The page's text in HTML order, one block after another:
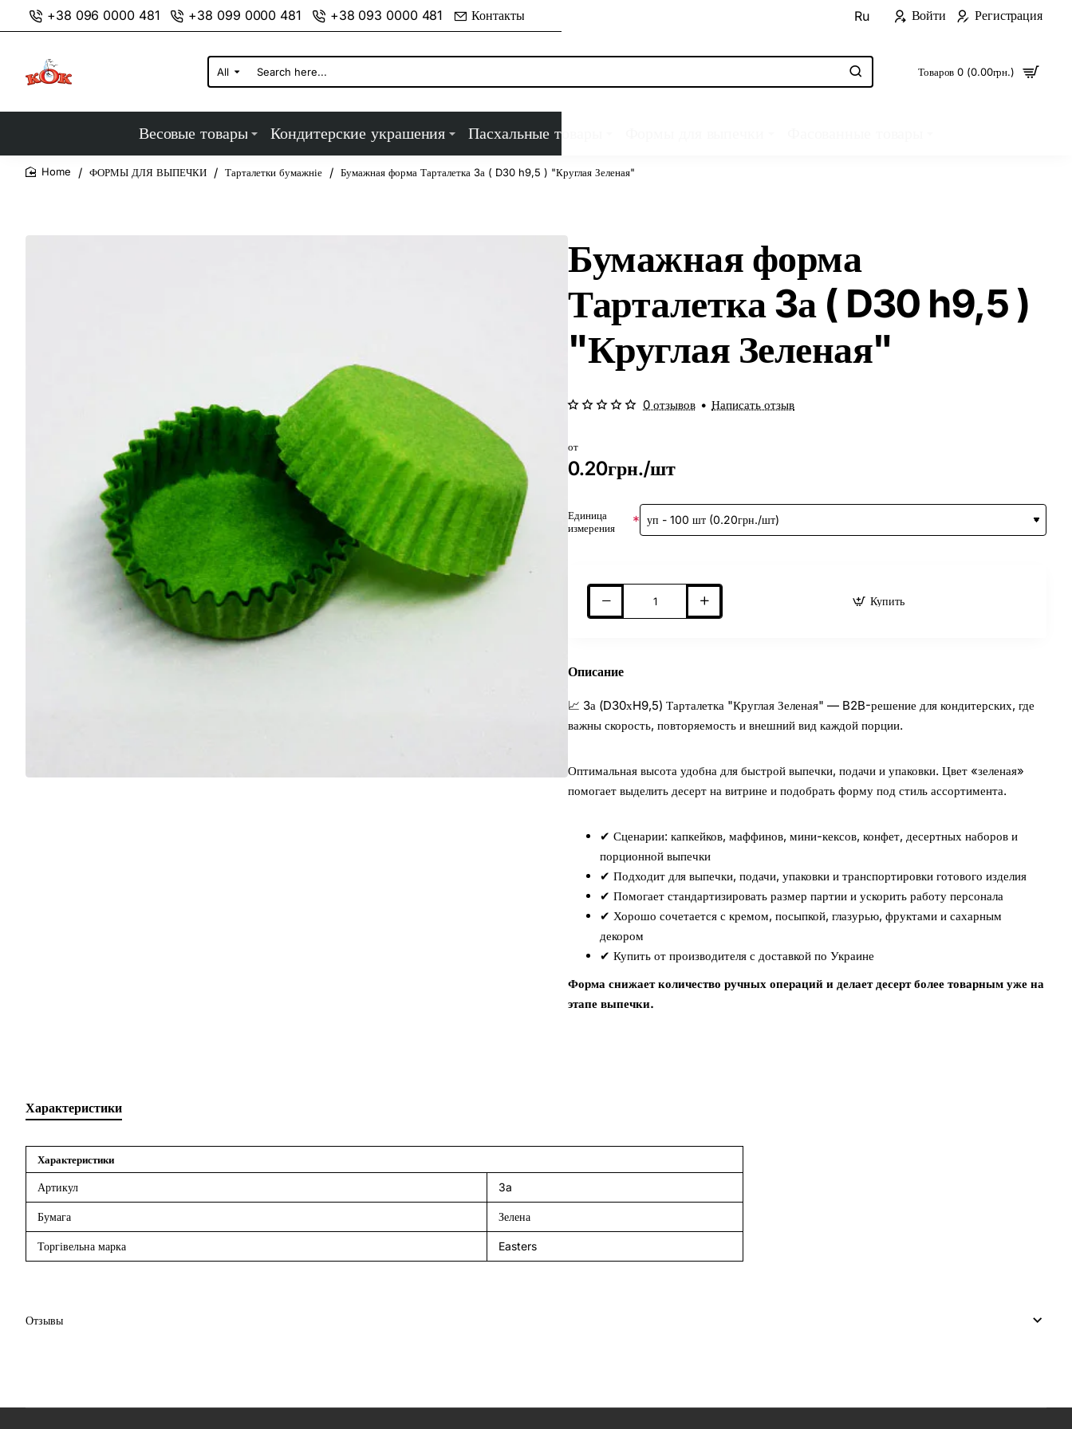
+38 096 0000 481 +38 099 0000 481 +38 093 0000 481 Контакты Ru Войти Регистрация
All
Search
here...
Товаров 0 (0.00грн.)
Весовые товары Кондитерские украшения Пасхальные товары
ФОРМЫ ДЛЯ ВЫПЕЧКИ Тарталетки бумажніе Бумажная форма Тарталетка 3а ( D30 h9,5 ) "Круглая Зеленая"
Бумажная форма
Тарталетка 3а ( D30 h9,5 )
"Круглая Зеленая"
0 отзывов • Написать отзыв
от
0.20грн./шт
Единица
измерения
Купить
Описание
📈 3а (D30хH9,5) Тарталетка "Круглая Зеленая" — B2B-решение для кондитерских, где
важны скорость, повторяемость и внешний вид каждой порции.
Оптимальная высота удобна для быстрой выпечки, подачи и упаковки. Цвет «зеленая»
помогает выделить десерт на витрине и подобрать форму под стиль ассортимента.
✔ Сценарии: капкейков, маффинов, мини-кексов, конфет, десертных наборов и
порционной выпечки
✔ Подходит для выпечки, подачи, упаковки и транспортировки готового изделия
✔ Помогает стандартизировать размер партии и ускорить работу персонала
✔ Хорошо сочетается с кремом, посыпкой, глазурью, фруктами и сахарным
декором
✔ Купить от производителя с доставкой по Украине
Форма снижает количество ручных операций и делает десерт более товарным уже на
этапе выпечки.
Характеристики
Характеристики
Артикул 3a
Бумага Зелена
Торгівельна марка Easters
Отзывы